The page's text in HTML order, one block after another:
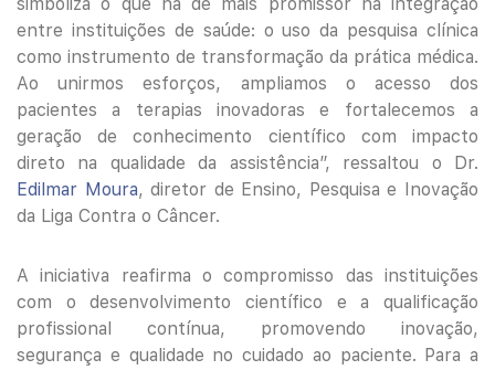
entre instituições de saúde: o uso da pesquisa clínica
como instrumento de transformação da prática médica.
Ao unirmos esforços, ampliamos o acesso dos
pacientes a terapias inovadoras e fortalecemos a
geração de conhecimento científico com impacto
direto na qualidade da assistência”, ressaltou o Dr.
Edilmar Moura, diretor de Ensino, Pesquisa e Inovação
da Liga Contra o Câncer.
A iniciativa reafirma o compromisso das instituições
com o desenvolvimento científico e a qualificação
profissional contínua, promovendo inovação,
segurança e qualidade no cuidado ao paciente. Para a